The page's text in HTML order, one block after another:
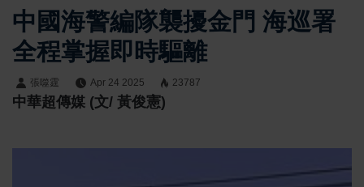
中國海警編隊襲擾金門 海巡署
全程掌握即時驅離
張噬霆 Apr 24 2025 23787
中華超傳媒 (文/ 黃俊憲)